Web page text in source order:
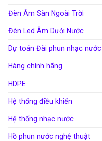
Đèn Âm Sàn Ngoài Trời
Đèn Led Âm Dưới Nước
Dự toán Đài phun nhạc nước
Hàng chính hãng
HDPE
Hệ thống điều khiển
Hệ thống nhạc nước
Hồ phun nước nghệ thuật